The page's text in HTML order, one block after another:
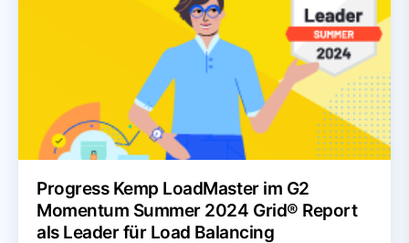
Progress Kemp LoadMaster im G2
Momentum Summer 2024 Grid® Report
als Leader für Load Balancing